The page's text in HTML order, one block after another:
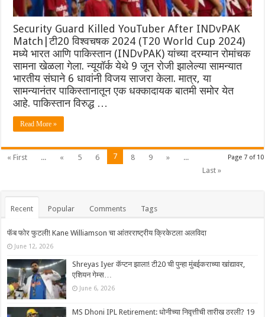
Security Guard Killed YouTuber After INDvPAK
Match|टी20 विश्वचषक 2024 (T20 World Cup 2024)
मध्ये भारत आणि पाकिस्तान (INDvPAK) यांच्या दरम्यान रोमांचक
सामना खेळला गेला. न्यूयॉर्क येथे 9 जून रोजी झालेल्या सामन्यात
भारतीय संघाने 6 धावांनी विजय साजरा केला. मात्र, या
सामन्यानंतर पाकिस्तानातून एक धक्कादायक बातमी समोर येत
आहे. पाकिस्तान विरुद्ध …
Read More »
Page 7 of 10
« First ... « 5 6 7 8 9 »
...
Last »
Recent Popular Comments Tags
फॅब फोर फुटली! Kane Williamson चा आंतरराष्ट्रीय क्रिकेटला अलविदा
June 12, 2026
Shreyas Iyer कॅप्टन झाला! टी20 ची पुन्हा मुंबईकराच्या खांद्यावर,
एशियन गेम्स…
June 6, 2026
MS Dhoni IPL Retirement: धोनीच्या निवृत्तीची तारीख ठरली? 19